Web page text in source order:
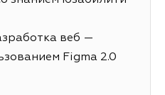
веб —
Figma 2.0